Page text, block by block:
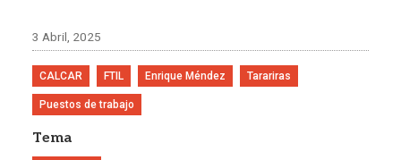
3 Abril, 2025
CALCAR FTIL Enrique Méndez Tarariras
Puestos de trabajo
Tema